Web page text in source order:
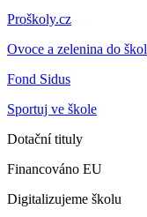
Proškoly.cz
Ovoce a zelenina do škol
Fond Sidus
Sportuj ve škole
Dotační tituly
Financováno EU
Digitalizujeme školu